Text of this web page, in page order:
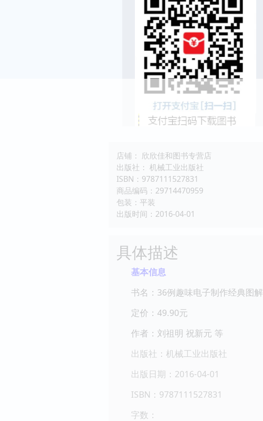
店铺： 欣欣佳和图书专营店
出版社： 机械工业出版社
ISBN：9787111527831
商品编码：29714470959
包装：平装
出版时间：2016-04-01
具体描述
基本信息
书名：36例趣味电子制作经典图解
定价：49.90元
作者：刘祖明 祝新元 等
出版社：机械工业出版社
出版日期：2016-04-01
ISBN：9787111527831
字数：